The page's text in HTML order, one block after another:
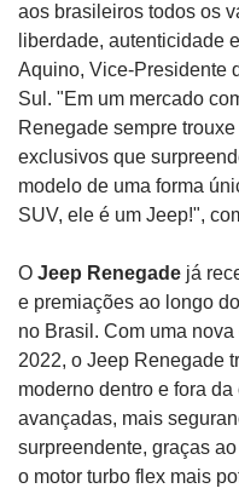
aos brasileiros todos os
liberdade, autenticidade
Aquino, Vice-Presidente
Sul. "Em um mercado
Renegade sempre
exclusivos que
modelo de uma forma
SUV, ele é um Jeep!",
O Jeep Renegade já
e premiações ao longo
no Brasil. Com uma
2022, o Jeep Renegade
moderno dentro e fora
avançadas, mais
surpreendente, graças
o motor turbo flex mais